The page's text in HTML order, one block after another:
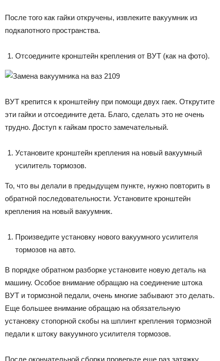
После того как гайки откручены, извлеките вакуумник из
подкапотного пространства.
Отсоедините кронштейн крепления от ВУТ (как на фото).
ВУТ крепится к кронштейну при помощи двух гаек. Открутите
эти гайки и отсоедините дета. Благо, сделать это не очень
трудно. Доступ к гайкам просто замечательный.
Установите кронштейн крепления на новый вакуумный
усилитель тормозов.
То, что вы делали в предыдущем пункте, нужно повторить в
обратной последовательности. Установите кронштейн
крепления на новый вакуумник.
Произведите установку нового вакуумного усилителя
тормозов на авто.
В порядке обратном разборке установите новую деталь на
машину. Особое внимание обращаю на соединение штока
ВУТ и тормозной педали, очень многие забывают это делать.
Еще большее внимание обращаю на обязательную
установку стопорной скобы на шплинт крепления тормозной
педали к штоку вакуумного усилителя тормозов.
После окончательной сборки проверьте еще раз затяжку